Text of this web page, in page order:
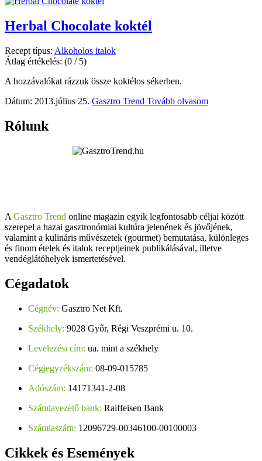
Herbal Chocolate koktél
Recept típus: Alkoholos italok
Átlag értékelés: (0 / 5)
A hozzávalókat rázzuk össze koktélos sékerben.
Dátum: 2013.július 25. Gasztro Trend Tovább olvasom
Rólunk
A Gasztro Trend online magazin egyik legfontosabb céljai között
szerepel a hazai gasztronómiai kultúra jelenének és jövőjének,
valamint a kulináris művészetek (gourmet) bemutatása, különleges
és finom ételek és italok receptjeinek publikálásával, illetve
vendéglátóhelyek ismertetésével.
Cégadatok
Cégnév: Gasztro Net Kft.
Székhely: 9028 Győr, Régi Veszprémi u. 10.
Levelezési cím: ua. mint a székhely
Cégjegyzékszám: 08-09-015785
Adószám: 14171341-2-08
Számlavezető bank: Raiffeisen Bank
Számlaszám: 12096729-00346100-00100003
Cikkek és Események